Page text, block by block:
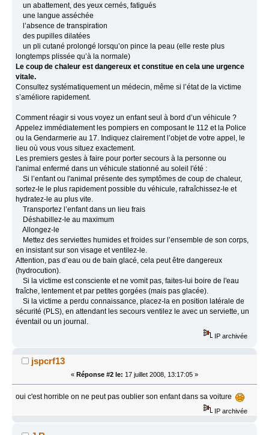
un abattement, des yeux cernés, fatigués
une langue asséchée
l’absence de transpiration
des pupilles dilatées
un pli cutané prolongé lorsqu’on pince la peau (elle reste plus
longtemps plissée qu’à la normale)
Le coup de chaleur est dangereux et constitue en cela une urgence
vitale.
Consultez systématiquement un médecin, même si l’état de la victime
s’améliore rapidement.
Comment réagir si vous voyez un enfant seul à bord d’un véhicule ?
Appelez immédiatement les pompiers en composant le 112 et la Police
ou la Gendarmerie au 17. Indiquez clairement l’objet de votre appel, le
lieu où vous vous situez exactement.
Les premiers gestes à faire pour porter secours à la personne ou
l'animal enfermé dans un véhicule stationné au soleil l'été :
Si l’enfant ou l'animal présente des symptômes de coup de chaleur,
sortez‐le le plus rapidement possible du véhicule, rafraîchissez‐le et
hydratez‐le au plus vite.
Transportez l’enfant dans un lieu frais
Déshabillez‐le au maximum
Allongez‐le
Mettez des serviettes humides et froides sur l’ensemble de son corps,
en insistant sur son visage et ventilez‐le.
Attention, pas d’eau ou de bain glacé, cela peut être dangereux
(hydrocution).
Si la victime est consciente et ne vomit pas, faites‐lui boire de l'eau
fraîche, lentement et par petites gorgées (mais pas glacée).
Si la victime a perdu connaissance, placez‐la en position latérale de
sécurité (PLS), en attendant les secours ventilez le avec un serviette, un
éventail ou un journal.
IP archivée
jspcrf13
« Réponse #2 le: 17 juillet 2008, 13:17:05 »
oui c'est horrible on ne peut pas oublier son enfant dans sa voiture
IP archivée